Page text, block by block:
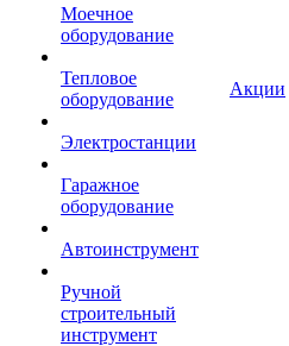
Моечное
оборудование
Тепловое
оборудование
Электростанции
Гаражное
оборудование
Автоинструмент
Ручной
строительный
инструмент
Акции